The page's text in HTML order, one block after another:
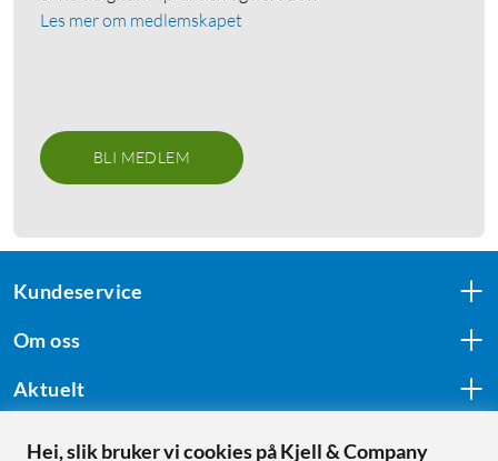
Les mer om medlemskapet
BLI MEDLEM
Kundeservice
Om oss
Aktuelt
Hei, slik bruker vi cookies på Kjell & Company